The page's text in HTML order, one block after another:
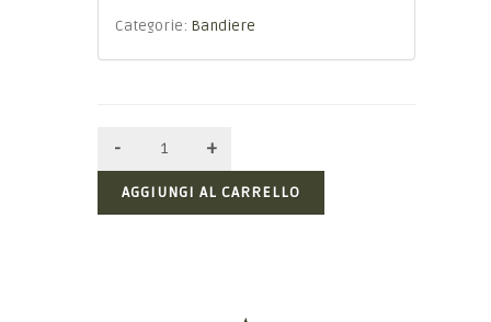
Categorie: Bandiere
AGGIUNGI AL CARRELLO